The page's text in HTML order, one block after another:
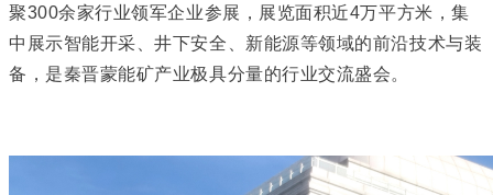
聚300余家行业领军企业参展，展览面积近4万平方米，集
中展示智能开采、井下安全、新能源等领域的前沿技术与装
备，是秦晋蒙能矿产业极具分量的行业交流盛会。